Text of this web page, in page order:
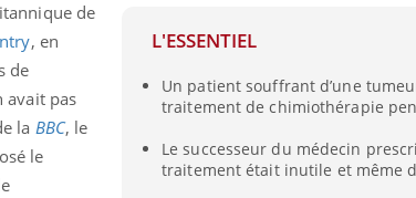
L'ESSENTIEL
Un patient souffrant d’une
traitement de chimiothérapie
Le successeur du médecin
traitement était inutile et même
de
, en
de
avait pas
la BBC, le
le
Il y a des sujets qui sont faciles à aborder...
d'autres non ! D'un côté, poser des
questions sur la maladie d'un proche c'est
montrer ...
...